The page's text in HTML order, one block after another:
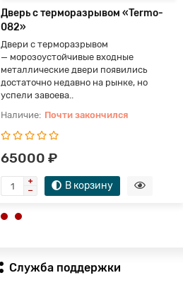
Дверь с терморазрывом «Termo-
082»
Двери с терморазрывом
— морозоустойчивые входные
металлические двери появились
достаточно недавно на рынке, но
успели завоева..
Почти закончился
65000 ₽
В корзину
Служба поддержки